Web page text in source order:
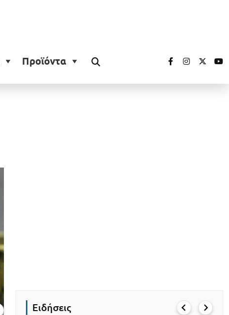
Προϊόντα
Ειδήσεις